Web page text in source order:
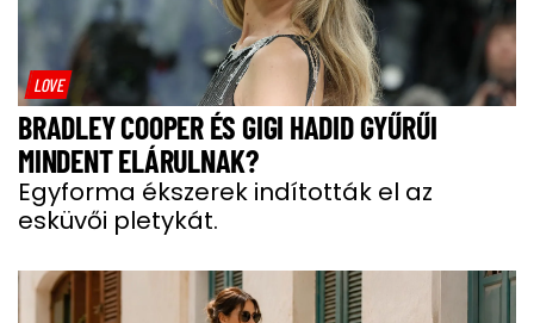
LOVE
BRADLEY COOPER ÉS GIGI HADID GYŰRŰI
MINDENT ELÁRULNAK?
Egyforma ékszerek indították el az
esküvői pletykát.